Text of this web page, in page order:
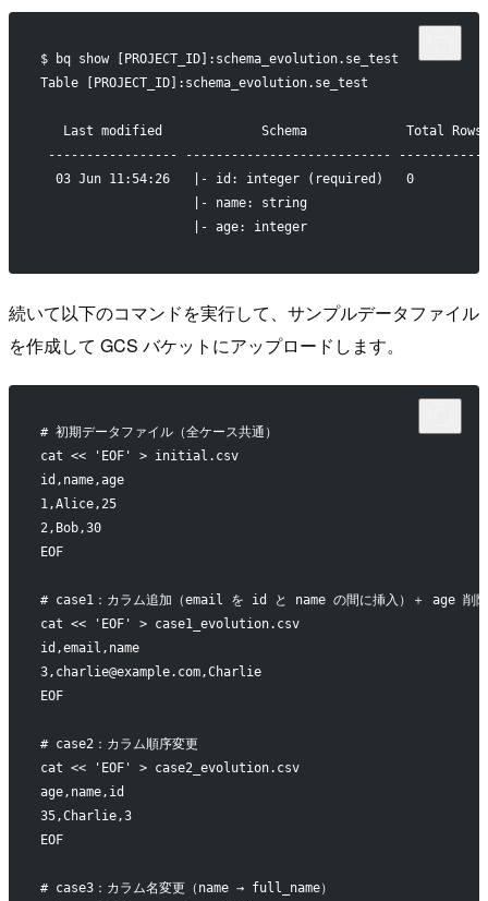
$ bq show [PROJECT_ID]:schema_evolution.se_test
Table [PROJECT_ID]:schema_evolution.se_test
Last modified             Schema             Total
----------------- ---------------------------
03 Jun 11:54:26   |- id: integer
続いて以下のコマンドを実行して、サンプルデータファイル
を作成して GCS バケットにアップロードします。
# 初期データファイル（全ケース共通）
cat << 'EOF' > initial.csv
id,name,age
1,Alice,25
2,Bob,30
EOF
# case1：カラム追加（email を id と name の間に挿入）＋ age 削除
cat << 'EOF' > case1_evolution.csv
id,email,name
3,charlie@example.com,Charlie
EOF
# case2：カラム順序変更
cat << 'EOF' > case2_evolution.csv
age,name,id
35,Charlie,3
EOF
# case3：カラム名変更（name → full_name）